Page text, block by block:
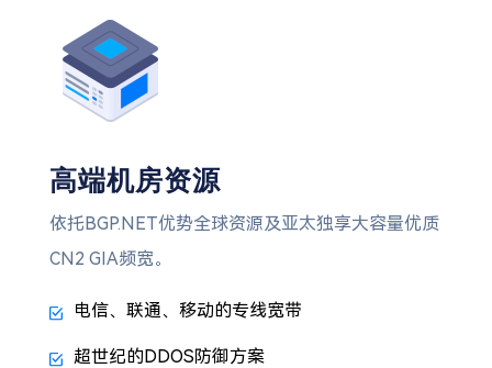
高端机房资源
依托BGP.NET优势全球资源及亚太独享大容量优质
CN2 GIA频宽。
电信、联通、移动的专线宽带
超世纪的DDOS防御方案